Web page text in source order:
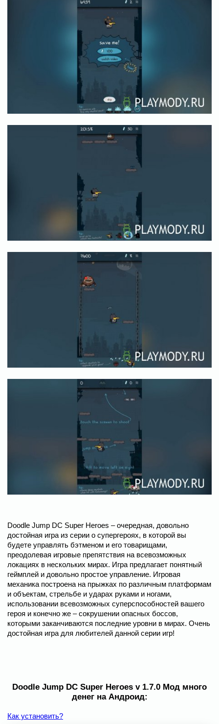
Doodle Jump DC Super Heroes – очередная, довольно
достойная игра из серии о супергероях, в которой вы
будете управлять бэтменом и его товарищами,
преодолевая игровые препятствия на всевозможных
локациях в нескольких мирах. Игра предлагает понятный
геймплей и довольно простое управление. Игровая
механика построена на прыжках по различным платформам
и объектам, стрельбе и ударах руками и ногами,
использовании всевозможных суперспособностей вашего
героя и конечно же – сокрушении опасных боссов,
которыми заканчиваются последние уровни в мирах. Очень
достойная игра для любителей данной серии игр!
Doodle Jump DC Super Heroes v 1.7.0 Мод много
денег на Андроид:
Как установить?